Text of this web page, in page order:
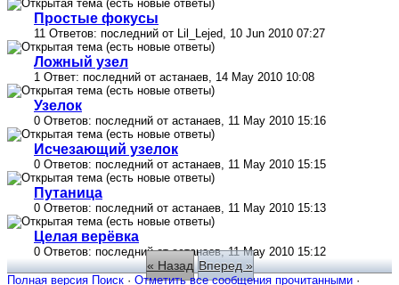
Простые фокусы
11 Ответов: последний от Lil_Lejed, 10 Jun 2010 07:27
Ложный узел
1 Ответ: последний от астанаев, 14 May 2010 10:08
Узелок
0 Ответов: последний от астанаев, 11 May 2010 15:16
Исчезающий узелок
0 Ответов: последний от астанаев, 11 May 2010 15:15
Путаница
0 Ответов: последний от астанаев, 11 May 2010 15:13
Целая верёвка
0 Ответов: последний от астанаев, 11 May 2010 15:12
« Назад Вперед »
Полная версия Поиск · Отметить все сообщения прочитанными ·